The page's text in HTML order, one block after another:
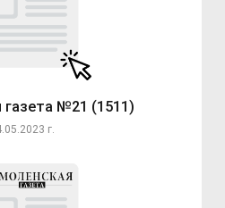
газета №21 (1511)
г.